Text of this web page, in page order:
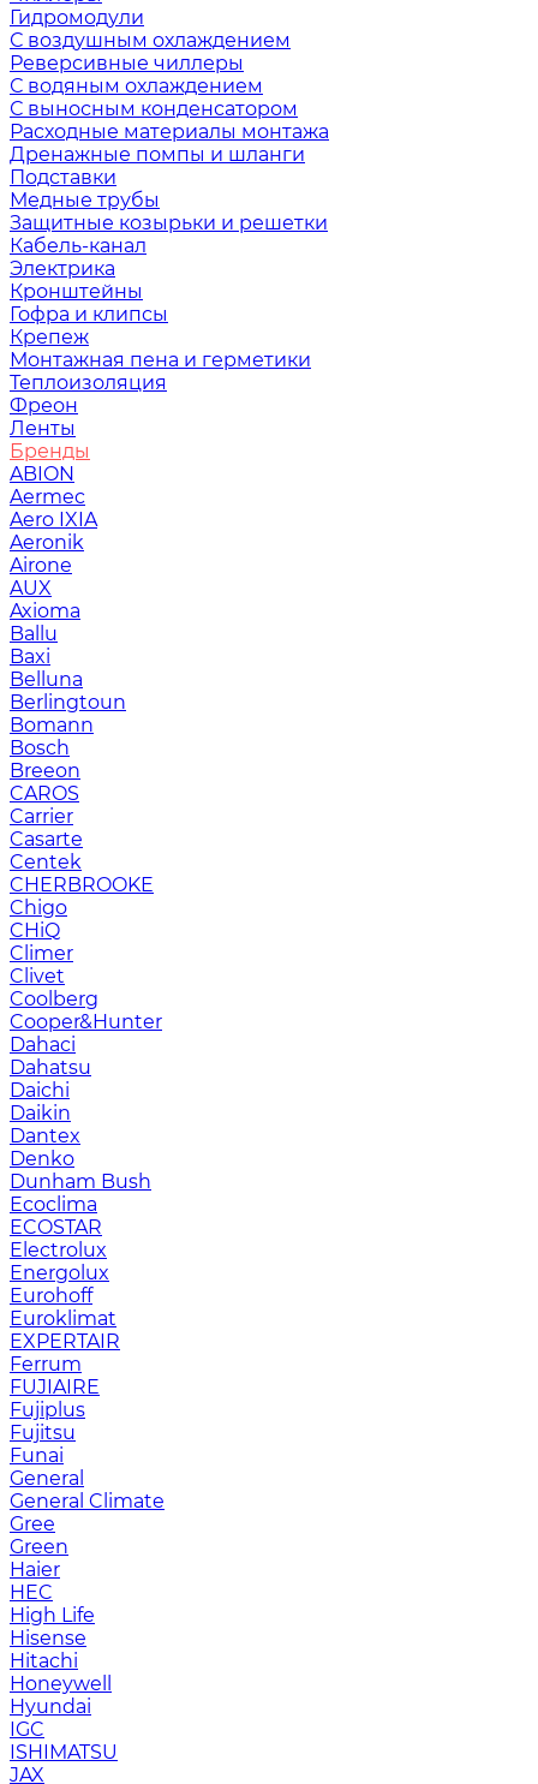
Гидромодули
С воздушным охлаждением
Реверсивные чиллеры
С водяным охлаждением
С выносным конденсатором
Расходные материалы монтажа
Дренажные помпы и шланги
Подставки
Медные трубы
Защитные козырьки и решетки
Кабель-канал
Электрика
Кронштейны
Гофра и клипсы
Крепеж
Монтажная пена и герметики
Теплоизоляция
Фреон
Ленты
Бренды
ABION
Aermec
Aero IXIA
Aeronik
Airone
AUX
Axioma
Ballu
Baxi
Belluna
Berlingtoun
Bomann
Bosch
Breeon
CAROS
Carrier
Casarte
Centek
CHERBROOKE
Chigo
CHiQ
Climer
Clivet
Coolberg
Cooper&Hunter
Dahaci
Dahatsu
Daichi
Daikin
Dantex
Denko
Dunham Bush
Ecoclima
ECOSTAR
Electrolux
Energolux
Eurohoff
Euroklimat
EXPERTAIR
Ferrum
FUJIAIRE
Fujiplus
Fujitsu
Funai
General
General Climate
Gree
Green
Haier
HEC
High Life
Hisense
Hitachi
Honeywell
Hyundai
IGC
ISHIMATSU
JAX